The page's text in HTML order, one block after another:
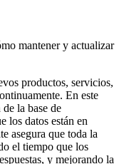
productos, servicios,
En este
la base de
los datos están en
asegura que toda la
el tiempo que los
y mejorando la